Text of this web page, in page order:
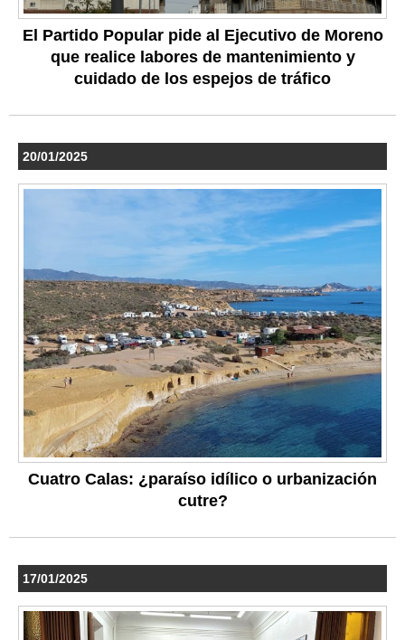
El Partido Popular pide al Ejecutivo de Moreno
que realice labores de mantenimiento y
cuidado de los espejos de tráfico
20/01/2025
Cuatro Calas: ¿paraíso idílico o urbanización
cutre?
17/01/2025